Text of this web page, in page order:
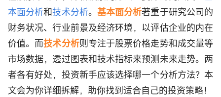
本面分析和技术分析。 基本面分析著重于研究公司的
财务状况、行业前景及经济环境，以评估企业的内在
价值。而技术分析则专注于股票价格走势和成交量等
市场数据，透过图表和技术指标来预测未来走势。两
者各有好处，投资新手应该选择哪一个分析方法？本
文会为你详细拆解，助你找到适合自己的投资策略！